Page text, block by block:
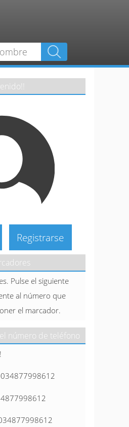
Registrarse
Pulse el siguiente
al número que
el marcador.
número de teléfono